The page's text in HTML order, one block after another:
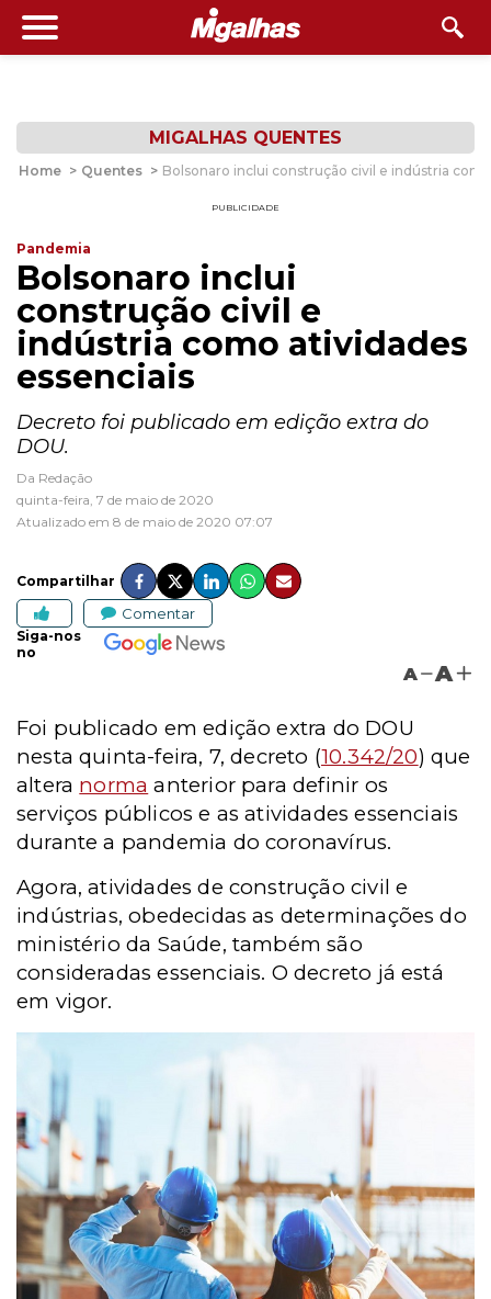
MIGALHAS QUENTES
Home > Quentes > Bolsonaro inclui construção civil e indústria
PUBLICIDADE
Pandemia
Bolsonaro inclui
construção civil e
indústria como atividades
essenciais
Decreto foi publicado em edição extra do
DOU.
Da Redação
quinta-feira, 7 de maio de 2020
Atualizado em 8 de maio de 2020 07:07
Compartilhar
Comentar
Siga-nos
no
A A
Foi publicado em edição extra do DOU
nesta quinta-feira, 7, decreto (10.342/20) que
altera norma anterior para definir os
serviços públicos e as atividades essenciais
durante a pandemia do coronavírus.
Agora, atividades de construção civil e
indústrias, obedecidas as determinações do
ministério da Saúde, também são
consideradas essenciais. O decreto já está
em vigor.